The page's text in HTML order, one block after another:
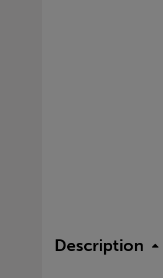
Description